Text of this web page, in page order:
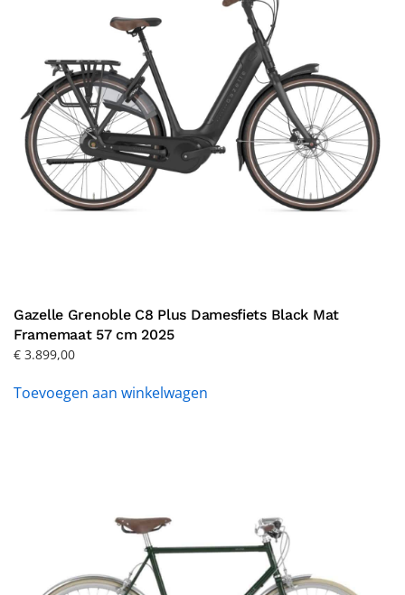
Gazelle Grenoble C8 Plus Damesfiets Black Mat
Framemaat 57 cm 2025
€ 3.899,00
Toevoegen aan winkelwagen